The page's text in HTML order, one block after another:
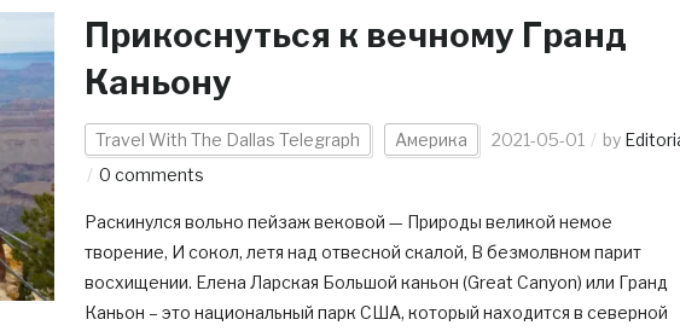
Прикоснуться к вечному Гранд
Каньону
Travel With The Dallas Telegraph Америка 2021-05-01 by
0 comments
Раскинулся вольно пейзаж вековой — Природы великой немое
творение, И сокол, летя над отвесной скалой, В безмолвном парит
восхищении. Елена Ларская Большой каньон (Great Canyon) или Гранд
Каньон – это национальный парк США, который находится в северной